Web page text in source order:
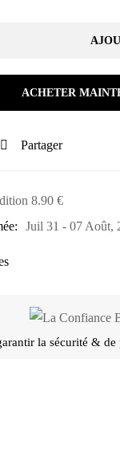
ACHETER
Partager
8.90 €
Juil 31 - 07 Août,
la sécurité & de